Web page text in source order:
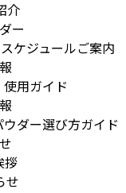
介
ー
ケジュールご案内
用ガイド
ダー選び方ガイド
拶
せ